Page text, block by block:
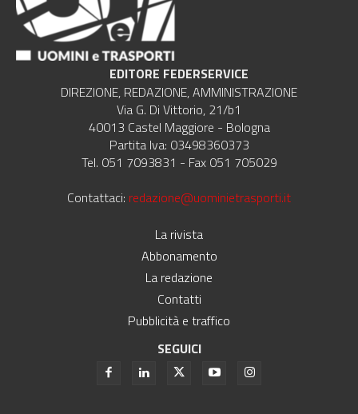
EDITORE FEDERSERVICE
DIREZIONE, REDAZIONE, AMMINISTRAZIONE
Via G. Di Vittorio, 21/b1
40013 Castel Maggiore - Bologna
Partita Iva: 03498360373
Tel. 051 7093831 - Fax 051 705029
Contattaci: redazione@uominietrasporti.it
La rivista
Abbonamento
La redazione
Contatti
Pubblicità e traffico
SEGUICI